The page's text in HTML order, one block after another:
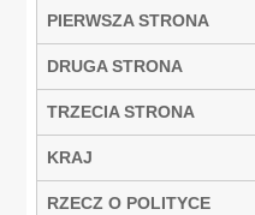
PIERWSZA STRONA
DRUGA STRONA
TRZECIA STRONA
KRAJ
RZECZ O POLITYCE